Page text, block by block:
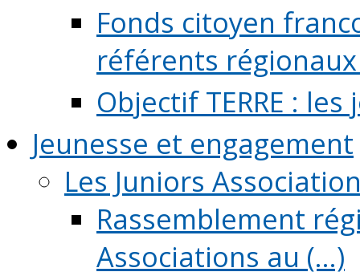
Fonds citoyen
référents régionaux
Objectif TERRE :
Jeunesse et engagement
Les Juniors
Rassemblement
Associations au (...)